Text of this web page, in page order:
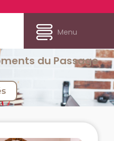
Menu
du Passage